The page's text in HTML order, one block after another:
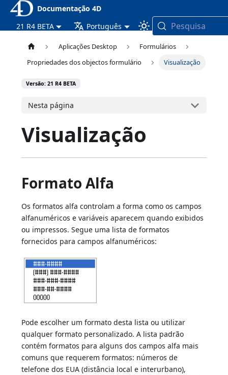
Documentação 4D
21 R4 BETA
Português Pesquisa
Aplicações Desktop
Formulários
Propriedades dos objectos formulário
Visualização
Versão: 21 R4 BETA
Nesta página
Visualização
Formato Alfa
Os formatos alfa controlam a forma como os campos
alfanuméricos e variáveis aparecem quando exibidos
ou impressos. Segue uma lista de formatos
fornecidos para campos alfanuméricos:
Pode escolher um formato desta lista ou utilizar
qualquer formato personalizado. A lista padrão
contém formatos para alguns dos campos alfa mais
comuns que requerem formatos: números de
telefone dos EUA (distância local e interurbano),